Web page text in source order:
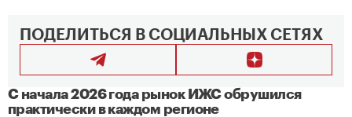
ПОДЕЛИТЬСЯ В СОЦИАЛЬНЫХ СЕТЯХ
С начала 2026 года рынок ИЖС обрушился
практически в каждом регионе